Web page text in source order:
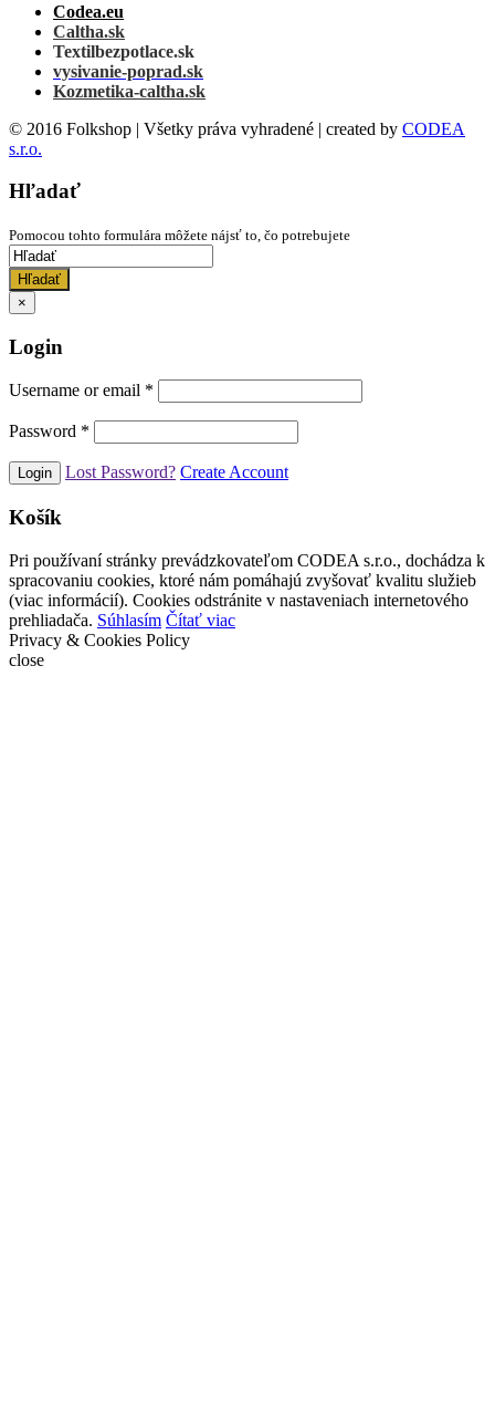
Codea.eu
Caltha.sk
Textilbezpotlace.sk
vysivanie-poprad.sk
Kozmetika-caltha.sk
© 2016 Folkshop | Všetky práva vyhradené | created by CODEA
s.r.o.
Hľadať
Pomocou tohto formulára môžete nájsť to, čo potrebujete
Hľadať
×
Login
Username or email *
Password *
Lost Password? Create Account
Košík
Pri používaní stránky prevádzkovateľom CODEA s.r.o., dochádza k
spracovaniu cookies, ktoré nám pomáhajú zvyšovať kvalitu služieb
(viac informácií). Cookies odstránite v nastaveniach internetového
prehliadača. Súhlasím Čítať viac
Privacy & Cookies Policy
close